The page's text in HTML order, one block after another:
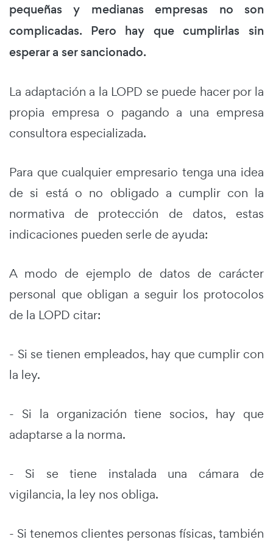
pequeñas y medianas empresas no son
complicadas. Pero hay que cumplirlas sin
esperar a ser sancionado.
La adaptación a la LOPD se puede hacer por la
propia empresa o pagando a una empresa
consultora especializada.
Para que cualquier empresario tenga una idea
de si está o no obligado a cumplir con la
normativa de protección de datos, estas
indicaciones pueden serle de ayuda:
A modo de ejemplo de datos de carácter
personal que obligan a seguir los protocolos
de la LOPD citar:
- Si se tienen empleados, hay que cumplir con
la ley.
- Si la organización tiene socios, hay que
adaptarse a la norma.
- Si se tiene instalada una cámara de
vigilancia, la ley nos obliga.
- Si tenemos clientes personas físicas, también